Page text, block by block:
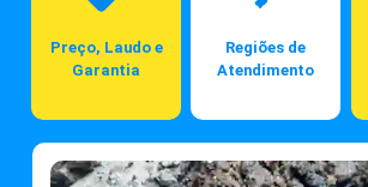
Preço, Laudo e
Garantia
Regiões de
Atendimento